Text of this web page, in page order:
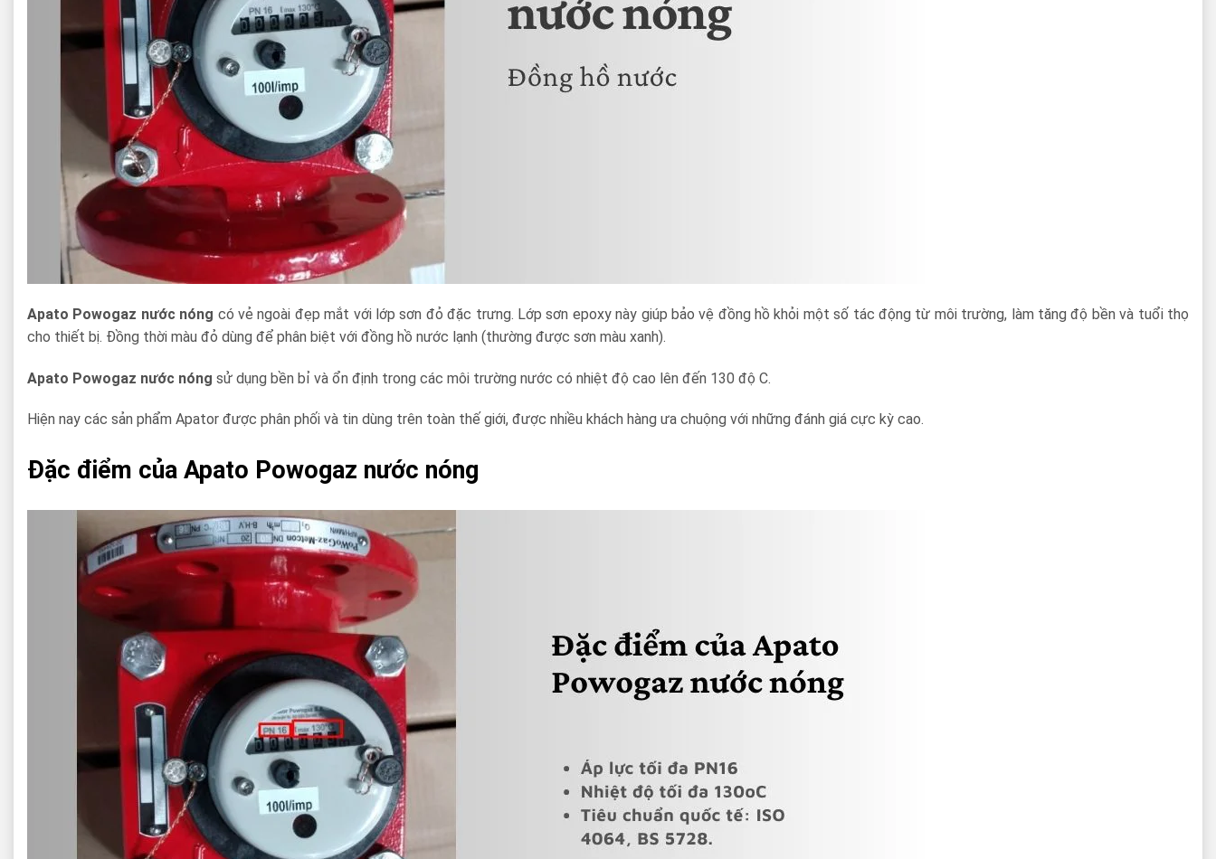
Apato Powogaz nước nóng có vẻ ngoài đẹp mắt với lớp sơn đỏ đặc trưng. Lớp sơn epoxy này giúp bảo vệ đồng hồ khỏi một số tác động từ môi trường, làm tăng độ bền và tuổi thọ
cho thiết bị. Đồng thời màu đỏ dùng để phân biệt với đồng hồ nước lạnh (thường được sơn màu xanh).
Apato Powogaz nước nóng sử dụng bền bỉ và ổn định trong các môi trường nước có nhiệt độ cao lên đến 130 độ C.
Hiện nay các sản phẩm Apator được phân phối và tin dùng trên toàn thế giới, được nhiều khách hàng ưa chuộng với những đánh giá cực kỳ cao.
Đặc điểm của Apato Powogaz nước nóng